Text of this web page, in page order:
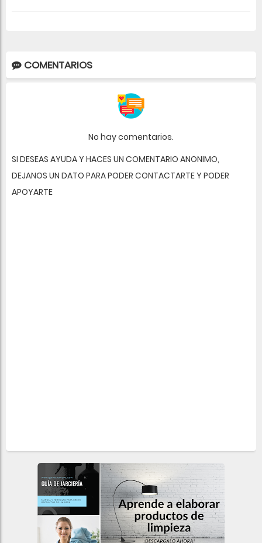
COMENTARIOS
No hay comentarios.
SI DESEAS AYUDA Y HACES UN COMENTARIO ANONIMO,
DEJANOS UN DATO PARA PODER CONTACTARTE Y PODER
APOYARTE